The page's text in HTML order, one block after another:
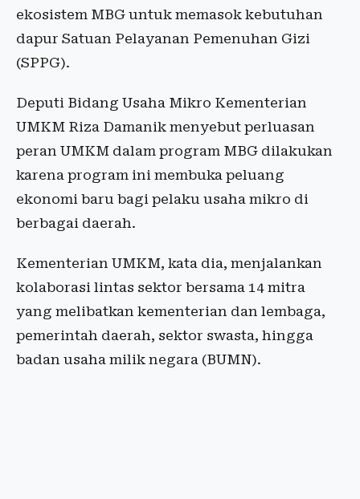
ekosistem MBG untuk memasok kebutuhan
dapur Satuan Pelayanan Pemenuhan Gizi
(SPPG).
Deputi Bidang Usaha Mikro Kementerian
UMKM Riza Damanik menyebut perluasan
peran UMKM dalam program MBG dilakukan
karena program ini membuka peluang
ekonomi baru bagi pelaku usaha mikro di
berbagai daerah.
Kementerian UMKM, kata dia, menjalankan
kolaborasi lintas sektor bersama 14 mitra
yang melibatkan kementerian dan lembaga,
pemerintah daerah, sektor swasta, hingga
badan usaha milik negara (BUMN).